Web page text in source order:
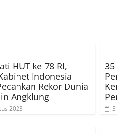
HUT ke-78 RI,
Indonesia
Rekor Dunia
Angklung
2023
35
3